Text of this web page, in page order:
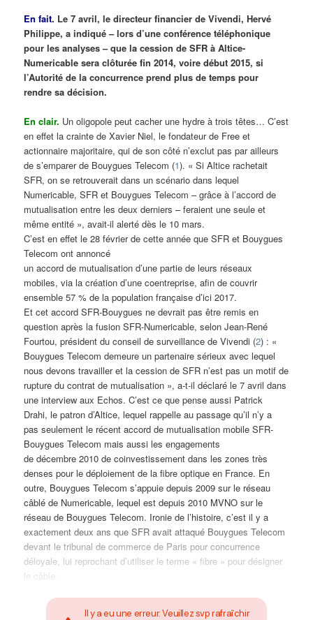
En fait. Le 7 avril, le directeur financier de Vivendi, Hervé
Philippe, a indiqué – lors d’une conférence téléphonique
pour les analyses – que la cession de SFR à Altice-
Numericable sera clôturée fin 2014, voire début 2015, si
l’Autorité de la concurrence prend plus de temps pour
rendre sa décision.
En clair. Un oligopole peut cacher une hydre à trois têtes… C’est
en effet la crainte de Xavier Niel, le fondateur de Free et
actionnaire majoritaire, qui de son côté n’exclut pas par ailleurs
de s’emparer de Bouygues Telecom (1). « Si Altice rachetait
SFR, on se retrouverait dans un scénario dans lequel
Numericable, SFR et Bouygues Telecom – grâce à l’accord de
mutualisation entre les deux derniers – feraient une seule et
même entité », avait-il alerté dès le 10 mars.
C’est en effet le 28 février de cette année que SFR et Bouygues
Telecom ont annoncé
un accord de mutualisation d’une partie de leurs réseaux
mobiles, via la création d’une coentreprise, afin de couvrir
ensemble 57 % de la population française d’ici 2017.
Et cet accord SFR-Bouygues ne devrait pas être remis en
question après la fusion SFR-Numericable, selon Jean-René
Fourtou, président du conseil de surveillance de Vivendi (2) : «
Bouygues Telecom demeure un partenaire sérieux avec lequel
nous devons travailler et la cession de SFR n’est pas un motif de
rupture du contrat de mutualisation », a-t-il déclaré le 7 avril dans
une interview aux Echos. C’est ce que pense aussi Patrick
Drahi, le patron d’Altice, lequel rappelle au passage qu’il n’y a
pas seulement le récent accord de mutualisation mobile SFR-
Bouygues Telecom mais aussi les engagements
de décembre 2010 de coinvestissement dans les zones très
denses pour le déploiement de la fibre optique en France. En
outre, Bouygues Telecom s’appuie depuis 2009 sur le réseau
câblé de Numericable, lequel est depuis 2010 MVNO sur le
réseau de Bouygues Telecom. Ironie de l’histoire, c’est il y a
exactement deux ans que SFR avait attaqué Bouygues Telecom
devant le tribunal de commerce de Paris pour concurrence
déloyale, lui reprochant d’utiliser le terme « fibre » pour désigner
le câble.
Il y a eu une erreur. Veuillez svp rafraîchir